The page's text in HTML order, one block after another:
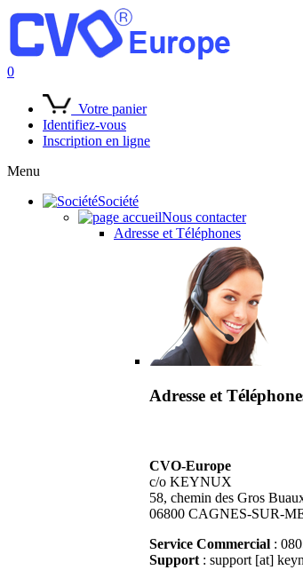
0
Votre panier
Identifiez-vous
Inscription en ligne
Menu
Société
Nous contacter
Adresse et Téléphones
Adresse et
CVO-Europe
c/o KEYNUX
58, chemin des Gros
06800 CAGNES-SUR-
Service Commercial :
Support : support [at]